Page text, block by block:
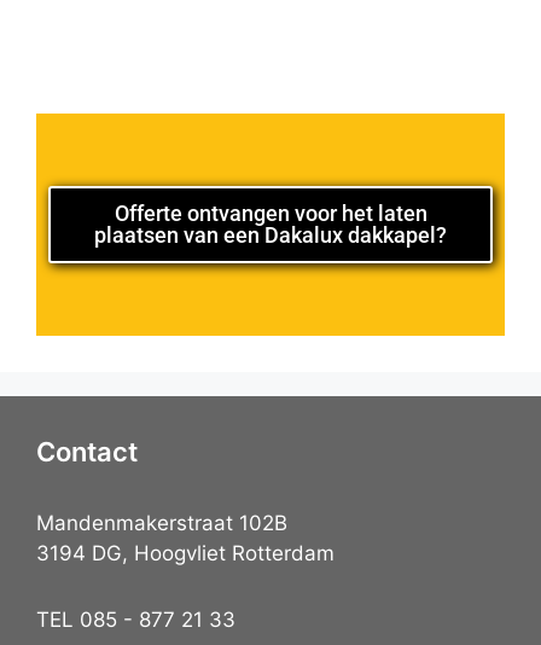
Offerte ontvangen voor het laten
plaatsen van een Dakalux dakkapel?
Contact
Mandenmakerstraat 102B
3194 DG, Hoogvliet Rotterdam
TEL 085 - 877 21 33